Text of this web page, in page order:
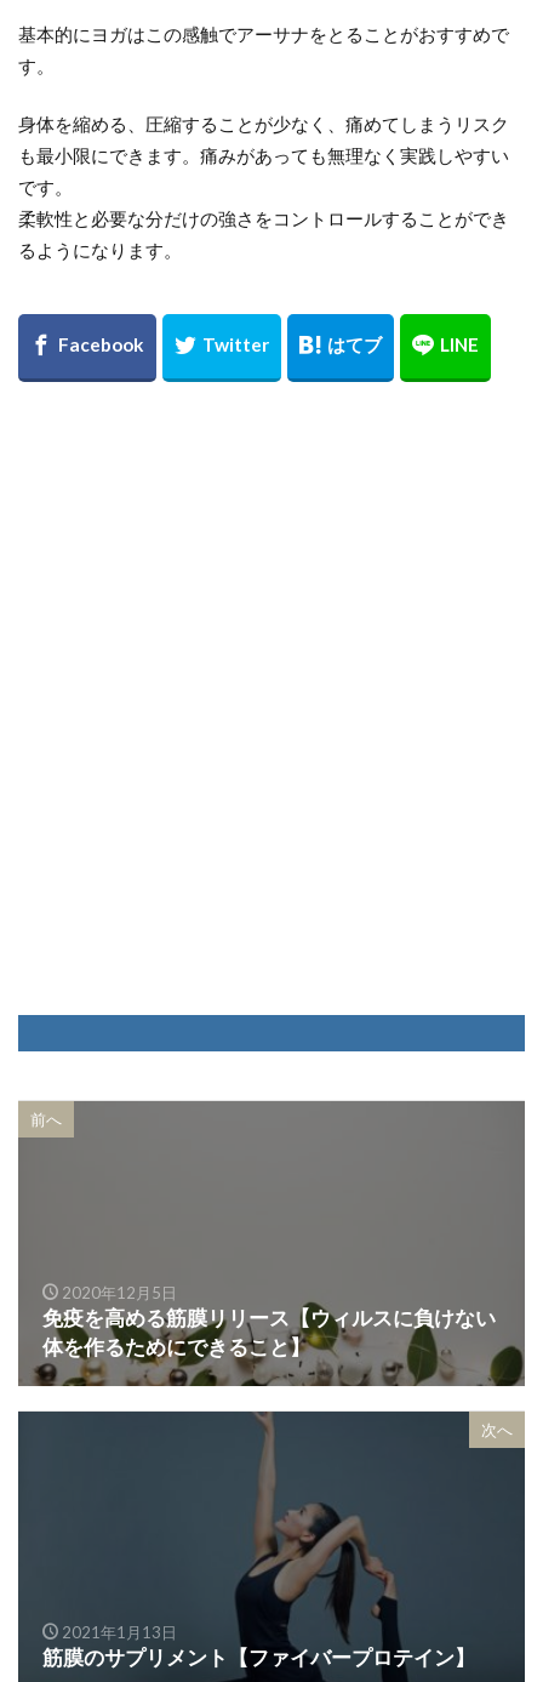
基本的にヨガはこの感触でアーサナをとることがおすすめで
す。
身体を縮める、圧縮することが少なく、痛めてしまうリスク
も最小限にできます。痛みがあっても無理なく実践しやすい
です。
柔軟性と必要な分だけの強さをコントロールすることができ
るようになります。
前へ
2020年12月5日
免疫を高める筋膜リリース【ウィルスに負けない
体を作るためにできること】
次へ
2021年1月13日
筋膜のサプリメント【ファイバープロテイン】